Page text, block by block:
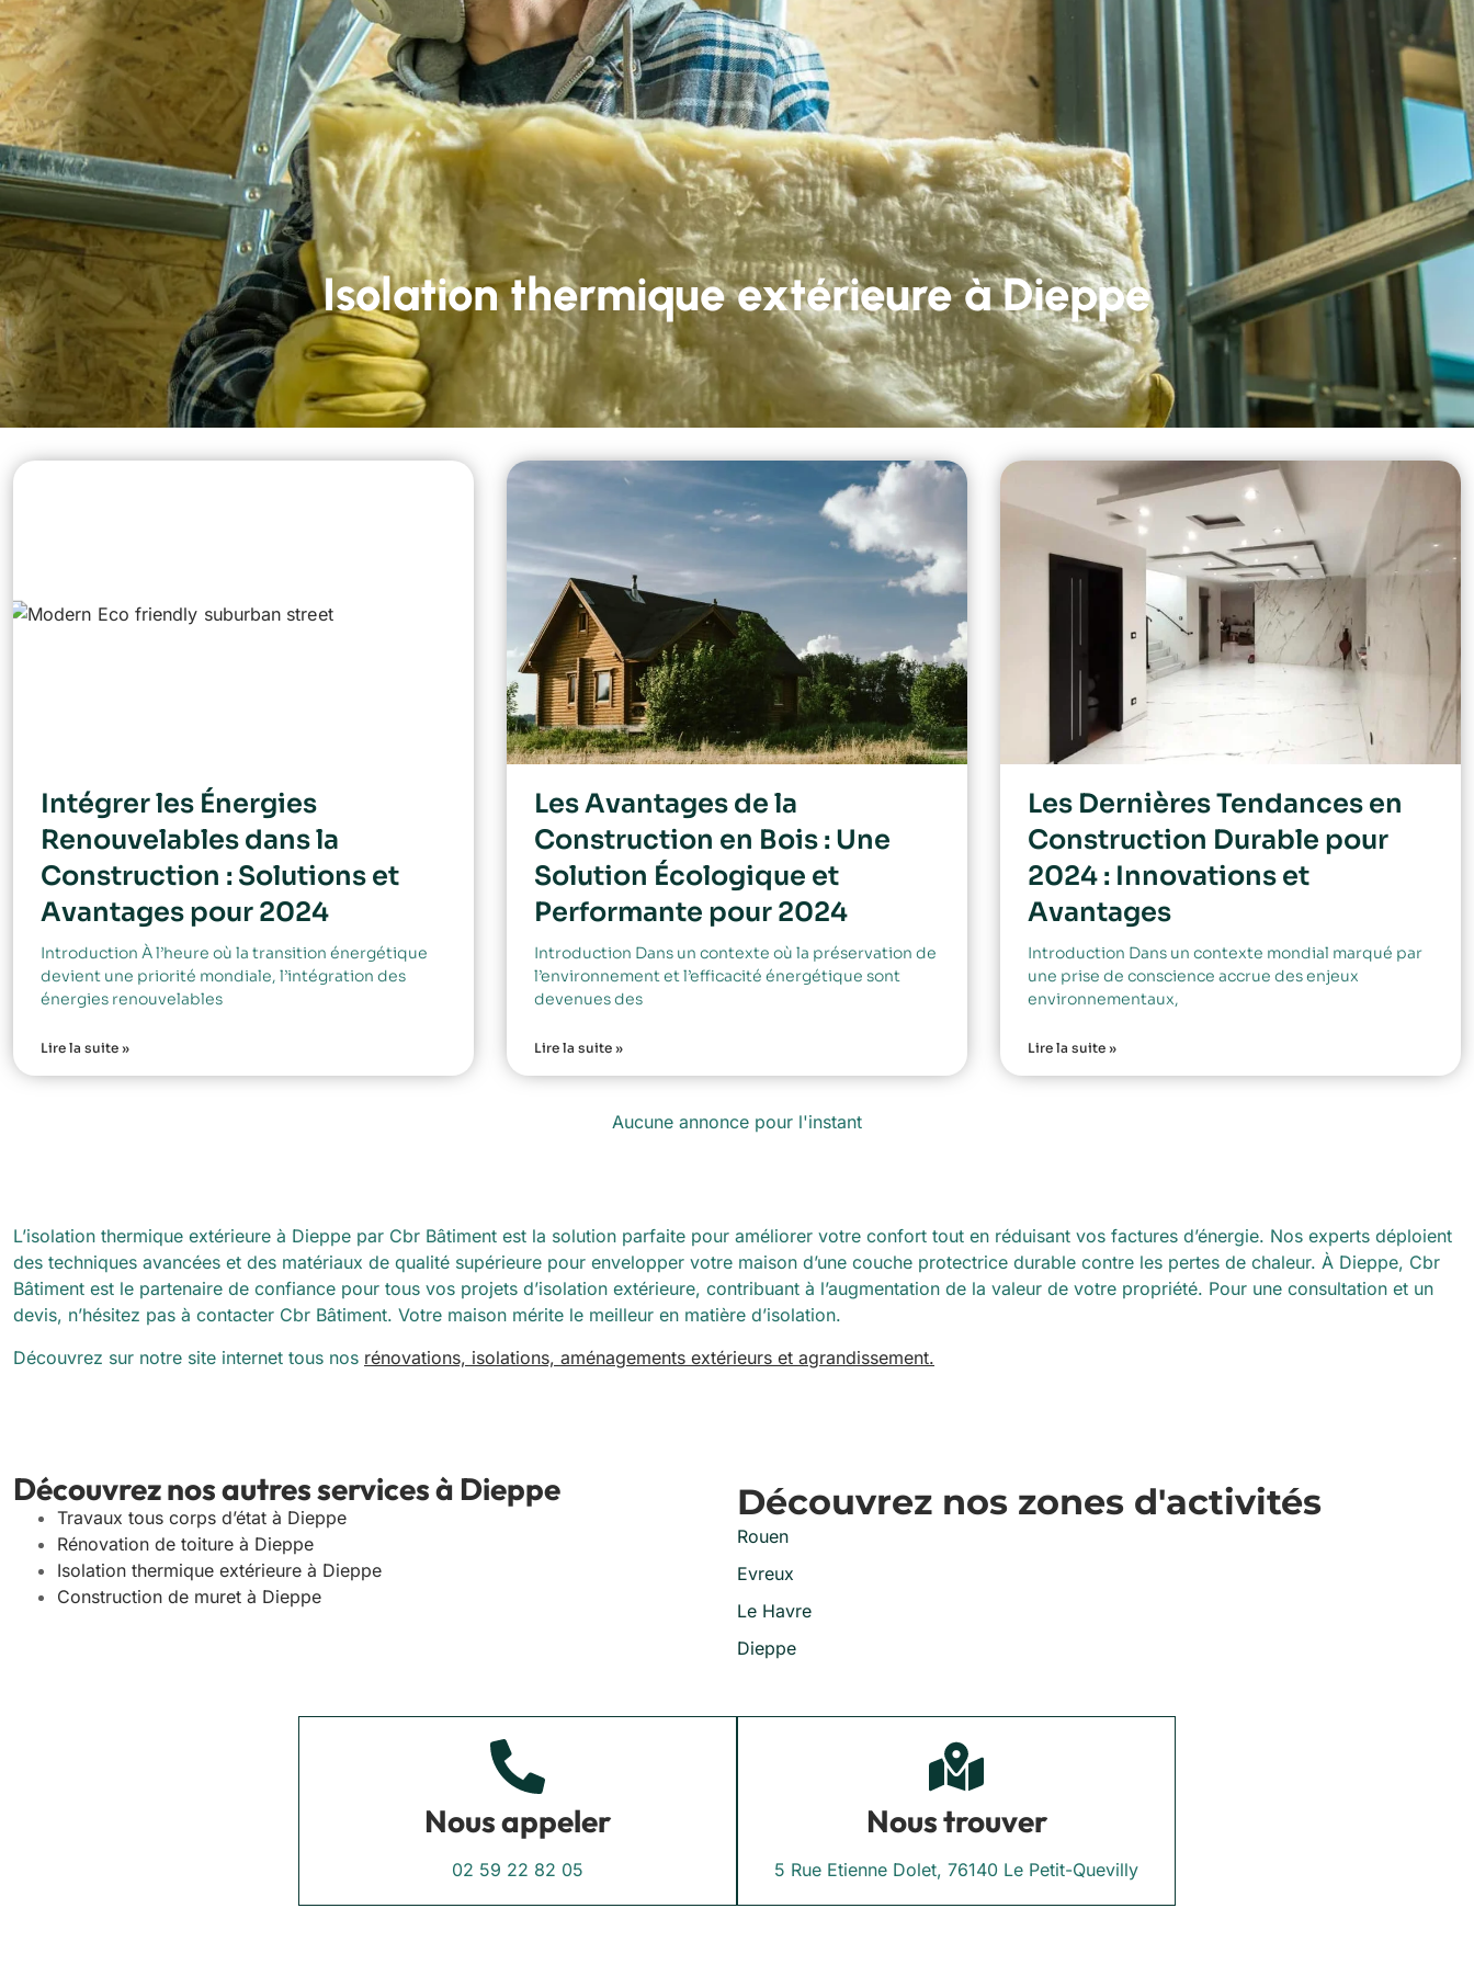
Nous contacter 02 59 22 82 05 Lun - Ven 9h-12h et 14h-18h
Accueil Nos services Nos réalisations Contact
Isolation thermique extérieure à Dieppe
Intégrer les Énergies
Renouvelables dans la
Construction : Solutions et
Avantages pour 2024
Introduction À l’heure où la transition énergétique
devient une priorité mondiale, l’intégration des
énergies renouvelables
Lire la suite »
Les Avantages de la
Construction en Bois : Une
Solution Écologique et
Performante pour 2024
Introduction Dans un contexte où la préservation de
l’environnement et l’efficacité énergétique sont
devenues des
Lire la suite »
Les Dernières Tendances en
Construction Durable pour
2024 : Innovations et
Avantages
Introduction Dans un contexte mondial marqué par
une prise de conscience accrue des enjeux
environnementaux,
Lire la suite »
Aucune annonce pour l'instant
L’isolation thermique extérieure à Dieppe par Cbr Bâtiment est la solution parfaite pour améliorer votre confort tout en réduisant vos factures d’énergie. Nos experts déploient
des techniques avancées et des matériaux de qualité supérieure pour envelopper votre maison d’une couche protectrice durable contre les pertes de chaleur. À Dieppe, Cbr
Bâtiment est le partenaire de confiance pour tous vos projets d’isolation extérieure, contribuant à l’augmentation de la valeur de votre propriété. Pour une consultation et un
devis, n’hésitez pas à contacter Cbr Bâtiment. Votre maison mérite le meilleur en matière d’isolation.
Découvrez sur notre site internet tous nos rénovations, isolations, aménagements extérieurs et agrandissement.
Découvrez nos autres services à Dieppe
Travaux tous corps d’état à Dieppe
Rénovation de toiture à Dieppe
Isolation thermique extérieure à Dieppe
Construction de muret à Dieppe
Découvrez nos zones d'activités
Rouen
Evreux
Le Havre
Dieppe
Nous appeler
02 59 22 82 05
Nous trouver
5 Rue Etienne Dolet, 76140 Le Petit-Quevilly